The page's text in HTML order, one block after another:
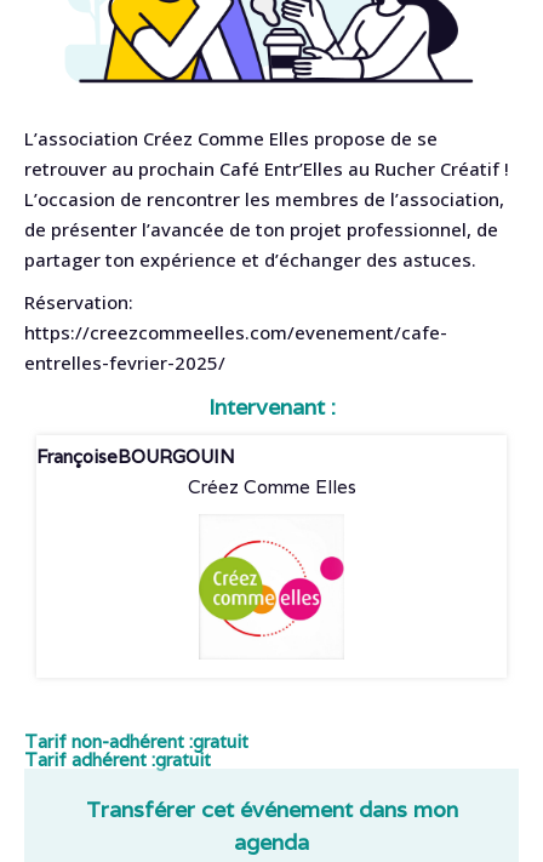
L’association Créez Comme Elles propose de se
retrouver au prochain Café Entr’Elles au Rucher Créatif !
L’occasion de rencontrer les membres de l’association,
de présenter l’avancée de ton projet professionnel, de
partager ton expérience et d’échanger des astuces.
Réservation:
https://creezcommeelles.com/evenement/cafe-
entrelles-fevrier-2025/
Intervenant :
FrançoiseBOURGOUIN
Créez Comme Elles
Tarif non-adhérent :gratuit
Tarif adhérent :gratuit
Transférer cet événement dans mon
agenda